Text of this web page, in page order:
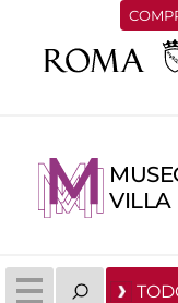
VILLA